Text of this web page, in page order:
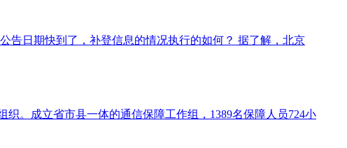
告日期快到了，补登信息的情况执行的如何？ 据了解，北京
。成立省市县一体的通信保障工作组，1389名保障人员724小